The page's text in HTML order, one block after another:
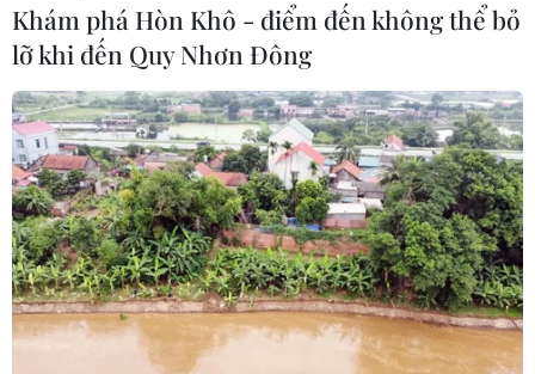
TIN CÙNG CHUYÊN MỤC
Cuộc tìm kiếm và vá lại những 'trái
tim lỗi '
07/08/2026 04:03
Khám phá Hòn Khô - điểm đến không thể bỏ
lỡ khi đến Quy Nhơn Đông